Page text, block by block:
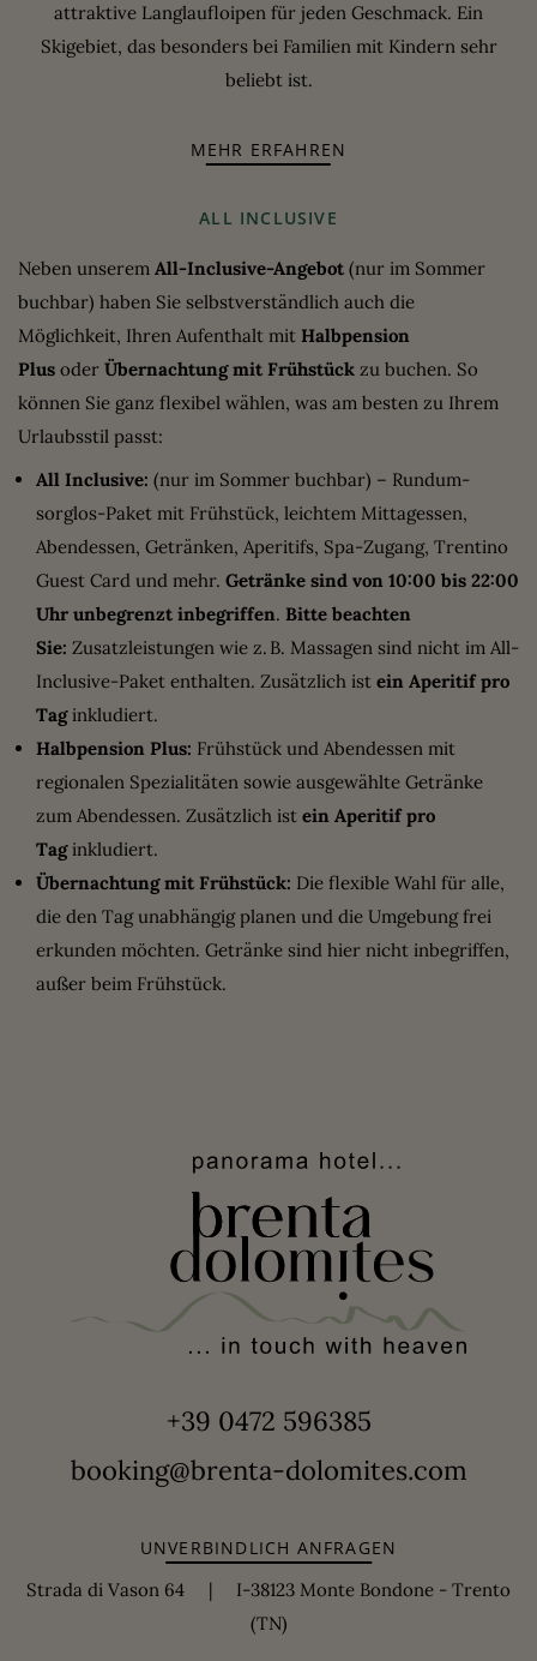
attraktive Langlaufloipen für jeden Geschmack. Ein
Skigebiet, das besonders bei Familien mit Kindern sehr
beliebt ist.
MEHR ERFAHREN
ALL INCLUSIVE
Neben unserem All-Inclusive-Angebot (nur im Sommer
buchbar) haben Sie selbstverständlich auch die
Möglichkeit, Ihren Aufenthalt mit Halbpension
Plus oder Übernachtung mit Frühstück zu buchen. So
können Sie ganz flexibel wählen, was am besten zu Ihrem
Urlaubsstil passt:
All Inclusive: (nur im Sommer buchbar) – Rundum-
sorglos-Paket mit Frühstück, leichtem Mittagessen,
Abendessen, Getränken, Aperitifs, Spa-Zugang, Trentino
Guest Card und mehr. Getränke sind von 10:00 bis 22:00
Uhr unbegrenzt inbegriffen. Bitte beachten
Sie: Zusatzleistungen wie z. B. Massagen sind nicht im All-
Inclusive-Paket enthalten. Zusätzlich ist ein Aperitif pro
Taginkludiert.
Halbpension Plus: Frühstück und Abendessen mit
regionalen Spezialitäten sowie ausgewählte Getränke
zum Abendessen. Zusätzlich ist ein Aperitif pro
Tag inkludiert.
Übernachtung mit Frühstück: Die flexible Wahl für alle,
die den Tag unabhängig planen und die Umgebung frei
erkunden möchten. Getränke sind hier nicht inbegriffen,
außer beim Frühstück.
+39 0472 596385
booking@brenta-dolomites.com
UNVERBINDLICH ANFRAGEN
Strada di Vason 64 | I-38123 Monte Bondone - Trento
(TN)